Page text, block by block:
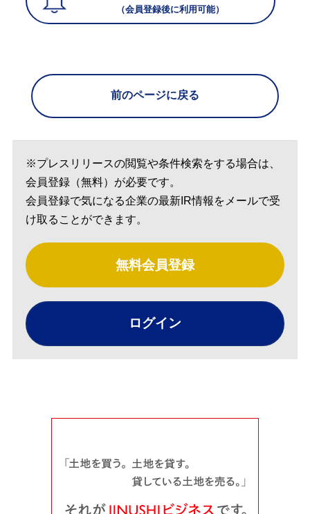
（会員登録後に利用可能）
前のページに戻る
※プレスリリースの閲覧や条件検索をする場合は、
会員登録（無料）が必要です。
会員登録で気になる企業の最新IR情報をメールで受
け取ることができます。
無料会員登録
ログイン